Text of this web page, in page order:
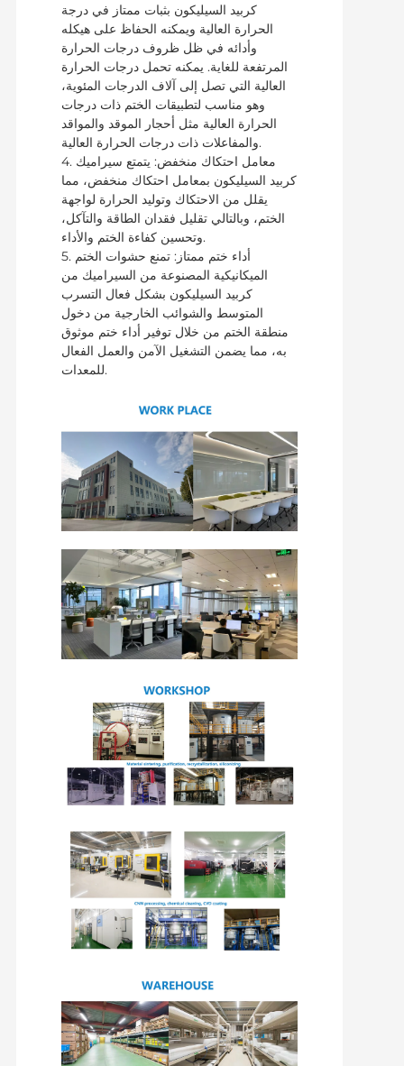
كربيد السيليكون بثبات ممتاز في درجة
الحرارة العالية ويمكنه الحفاظ على هيكله
وأدائه في ظل ظروف درجات الحرارة
المرتفعة للغاية. يمكنه تحمل درجات الحرارة
العالية التي تصل إلى آلاف الدرجات المئوية،
وهو مناسب لتطبيقات الختم ذات درجات
الحرارة العالية مثل أحجار الموقد والمواقد
والمفاعلات ذات درجات الحرارة العالية.
4. معامل احتكاك منخفض: يتمتع سيراميك
كربيد السيليكون بمعامل احتكاك منخفض، مما
يقلل من الاحتكاك وتوليد الحرارة لواجهة
الختم، وبالتالي تقليل فقدان الطاقة والتآكل،
وتحسين كفاءة الختم والأداء.
5. أداء ختم ممتاز: تمنع حشوات الختم
الميكانيكية المصنوعة من السيراميك من
كربيد السيليكون بشكل فعال التسرب
المتوسط ​​والشوائب الخارجية من دخول
منطقة الختم من خلال توفير أداء ختم موثوق
به، مما يضمن التشغيل الآمن والعمل الفعال
للمعدات.